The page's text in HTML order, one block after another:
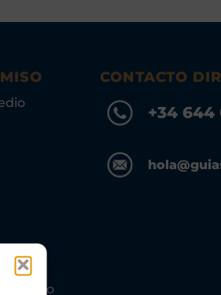
Turismo
CONTACTO
+34 644